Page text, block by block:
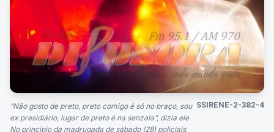
“Não gosto de preto, preto comigo é só no braço, sou
ex presidiário, lugar de preto é na senzala”, dizia ele
No princípio da madrugada de sábado (28) policiais
SSIRENE-2-382-4